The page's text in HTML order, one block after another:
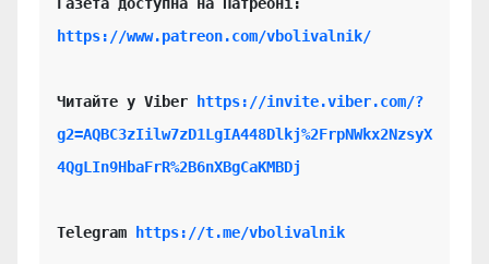
https://www.patreon.com/vbolivalnik/
Читайте у Viber
https://invite.viber.com/?
g2=AQBC3zIilw7zD1LgIA448Dlkj%2FrpNWkx2NzsyX
4QgLIn9HbaFrR%2B6nXBgCaKMBDj
Telegram https://t.me/vbolivalnik